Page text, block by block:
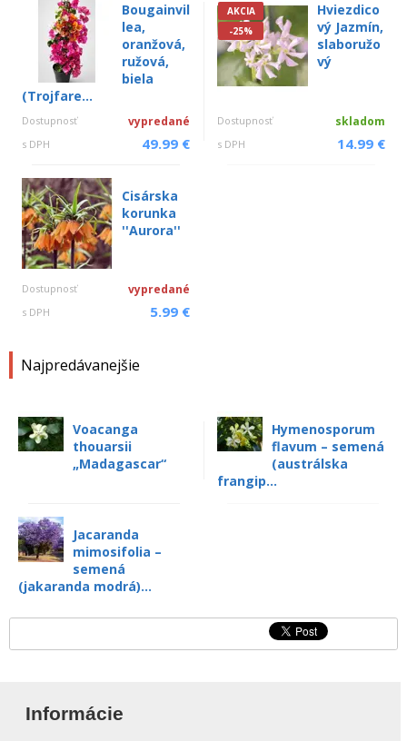
Bougainvil
lea,
oranžová,
ružová,
biela
(Trojfare...
Dostupnosť vypredané
s DPH 49.99 €
AKCIA
-25%
Hviezdico
vý Jazmín,
slaboružo
vý
Dostupnosť skladom
s DPH 14.99 €
Cisárska
korunka
''Aurora''
Dostupnosť vypredané
s DPH 5.99 €
Najpredávanejšie
Voacanga
thouarsii
„Madagascar“
Hymenosporum
flavum – semená
(austrálska
frangip...
Jacaranda
mimosifolia –
semená
(jakaranda modrá)...
Informácie